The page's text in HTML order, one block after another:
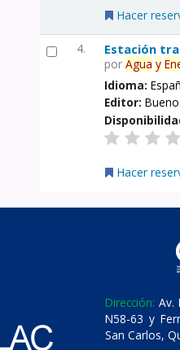
Hacer
4. Estación
porAgua y
Idioma:
Editor:
Hacer
Dirección: Av.
N58-63 y
San Carlos,